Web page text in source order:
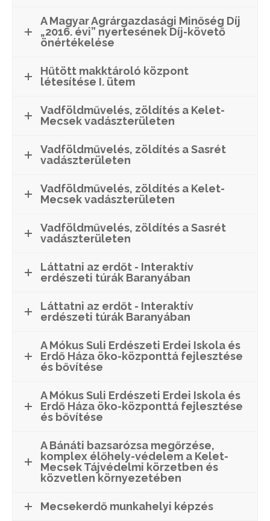
A Magyar Agrárgazdasági Minőség Díj
„2016. évi” nyertesének Díj-követő
önértékelése
Hűtött makktároló központ
létesítése I. ütem
Vadföldművelés, zöldítés a Kelet-
Mecsek vadászterületen
Vadföldművelés, zöldítés a Sasrét
vadászterületen
Vadföldművelés, zöldítés a Kelet-
Mecsek vadászterületen
Vadföldművelés, zöldítés a Sasrét
vadászterületen
Láttatni az erdőt - Interaktív
erdészeti túrák Baranyában
Láttatni az erdőt - Interaktív
erdészeti túrák Baranyában
A Mókus Suli Erdészeti Erdei Iskola és
Erdő Háza öko-központtá fejlesztése
és bővítése
A Mókus Suli Erdészeti Erdei Iskola és
Erdő Háza öko-központtá fejlesztése
és bővítése
A Bánáti bazsarózsa megőrzése,
komplex élőhely-védelem a Kelet-
Mecsek Tájvédelmi körzetben és
közvetlen környezetében
Mecsekerdő munkahelyi képzés